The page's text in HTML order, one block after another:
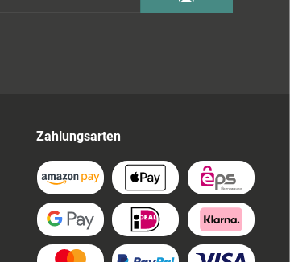
Zahlungsarten